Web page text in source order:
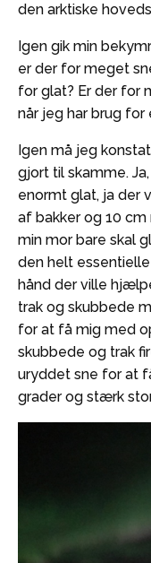
den arktiske
Igen gik min
er der for meget
for glat? Er der for
når jeg har brug for
Igen må jeg
gjort til skamme.
enormt glat, ja der
af bakker og 10
min mor bare skal
den helt
hånd der ville
trak og skubbede
for at få mig med
skubbede og trak
uryddet sne for at
grader og stærk